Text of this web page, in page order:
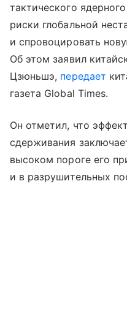
тактического
риски глобальной
и спровоцировать
Об этом заявил
Цзюньшэ, передает
газета Global Times.
Он отметил, что
сдерживания
высоком пороге его
и в разрушительных